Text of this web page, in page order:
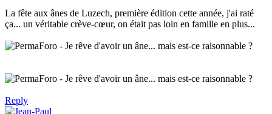
La fête aux ânes de Luzech, première édition cette année, j'ai raté
ça... un véritable crève-cœur, on était pas loin en famille en plus...
Reply